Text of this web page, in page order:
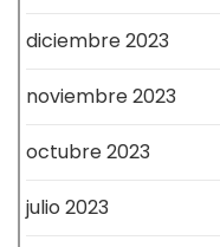
diciembre 2023
noviembre 2023
octubre 2023
julio 2023